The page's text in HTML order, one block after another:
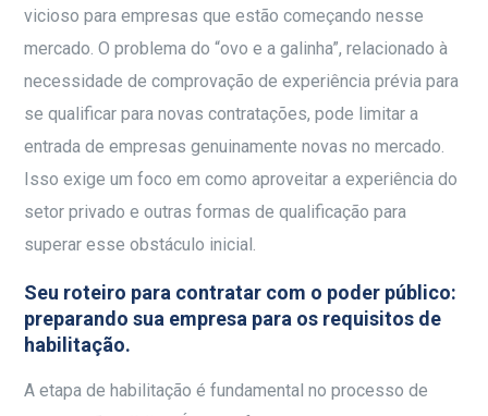
vicioso para empresas que estão começando nesse
mercado. O problema do “ovo e a galinha”, relacionado à
necessidade de comprovação de experiência prévia para
se qualificar para novas contratações, pode limitar a
entrada de empresas genuinamente novas no mercado.
Isso exige um foco em como aproveitar a experiência do
setor privado e outras formas de qualificação para
superar esse obstáculo inicial.
Seu roteiro para contratar com o poder público:
preparando sua empresa para os requisitos de
habilitação.
A etapa de habilitação é fundamental no processo de